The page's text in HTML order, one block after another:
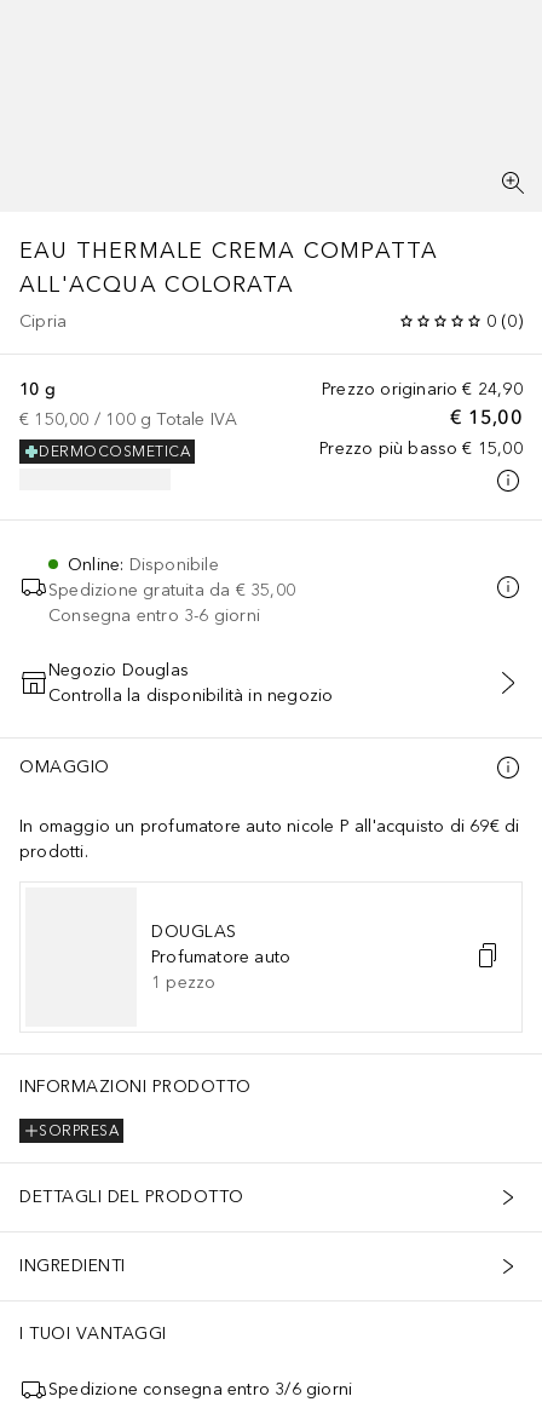
EAU THERMALE CREMA COMPATTA
ALL'ACQUA COLORATA
Cipria 0 (0)
Prezzo originario € 24,90
€ 15,00
Prezzo più basso € 15,00
10 g
€ 150,00 / 100 g Totale IVA
DERMOCOSMETICA
Online: Disponibile
Spedizione gratuita da € 35,00
Consegna entro 3-6 giorni
AGGIUNGI AL CARRELLO
Negozio Douglas
Controlla la disponibilità in negozio
OMAGGIO
In omaggio un profumatore auto nicole P all'acquisto di 69€ di
prodotti.
DOUGLAS
Profumatore auto
1 pezzo
INFORMAZIONI PRODOTTO
SORPRESA
DETTAGLI DEL PRODOTTO
INGREDIENTI
I TUOI VANTAGGI
Spedizione consegna entro 3/6 giorni